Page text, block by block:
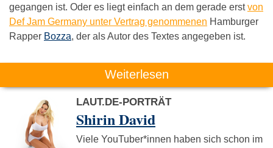
gegangen ist. Oder es liegt einfach an dem gerade erstvon
Def Jam Germany unter Vertrag genommenen Hamburger
Rapper Bozza, der als Autor des Textes angegeben ist.
Weiterlesen
LAUT.DE-PORTRÄT
Shirin David
Viele YouTuber*innen haben sich schon im